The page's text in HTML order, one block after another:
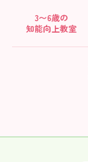
3〜6歳の
知能向上教室